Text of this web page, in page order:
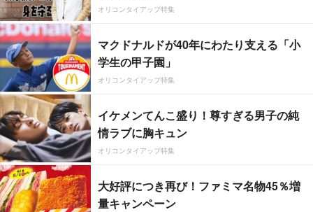
オリコンタイアップ特集
マクドナルドが40年にわたり支える「小
学生の甲子園」
オリコンタイアップ特集
イケメンてんこ盛り！尊すぎる男子の純
情ラブに胸キュン
オリコンタイアップ特集
大好評につき再び！ファミマ名物45％増
量キャンペーン